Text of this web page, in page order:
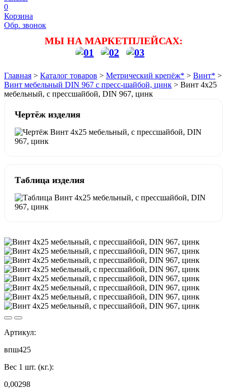
0
Корзина
Обр. звонок
МЫ НА МАРКЕТПЛЕЙСАХ:
Главная > Каталог товаров > Метрический крепёж* > Винт* >
Винт мебельный DIN 967 с пресс-шайбой, цинк > Винт 4х25
мебельный, с прессшайбой, DIN 967, цинк
Чертёж изделия
Таблица изделия
Артикул:
впш425
Вес 1 шт. (кг.):
0,00298